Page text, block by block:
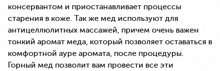
консервантом и приостанавливает процессы
старения в коже. Так же мед используют для
антицеллюлитных массажей, причем очень важен
тонкий аромат меда, который позволяет оставаться в
комфортной ауре аромата, после процедуры.
Горный мед позволит вам провести все эти